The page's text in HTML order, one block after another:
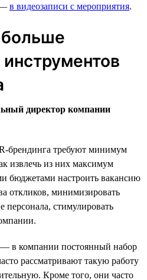
— в видеозаписи с мероприятия.
больше
директор компании
брендинга требуют минимум
извлечь из них максимум
бюджетами настроить вакансию
откликов, минимизировать
персонала, стимулировать
— в компании постоянный набор
рассматривают такую работу
Кроме того, они часто